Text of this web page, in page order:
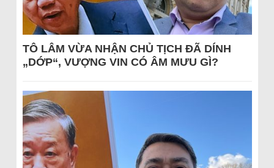
TÔ LÂM VỪA NHẬN CHỦ TỊCH ĐÃ DÍNH
„DỚP“, VƯỢNG VIN CÓ ÂM MƯU GÌ?